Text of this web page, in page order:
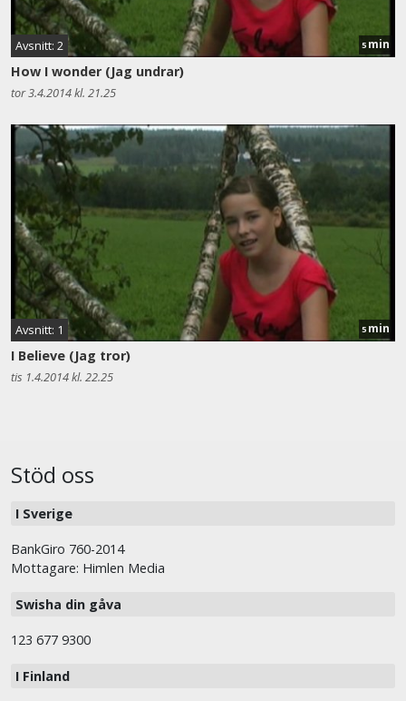
Avsnitt: 2 5 min
How I wonder (Jag undrar)
tor 3.4.2014 kl. 21.25
Avsnitt: 1 5 min
I Believe (Jag tror)
tis 1.4.2014 kl. 22.25
Stöd oss
I Sverige
BankGiro 760-2014
Mottagare: Himlen Media
Swisha din gåva
123 677 9300
I Finland